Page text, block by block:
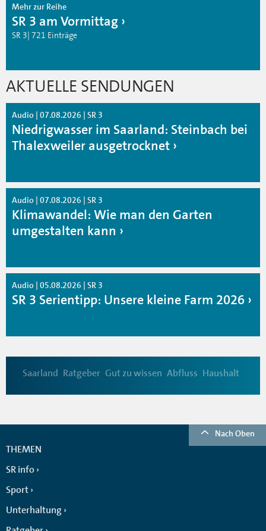
Mehr zur Reihe
SR 3 am Vormittag
SR 3| 721 Einträge
AKTUELLE SENDUNGEN
Audio | 07.08.2026 | SR 3
Niedrigwasser im Saarland: Steinbach bei
Thalexweiler ausgetrocknet
Audio | 07.08.2026 | SR 3
Klimawandel: Wie man den Garten
umgestalten kann
Audio | 05.08.2026 | SR 3
SR 3 Serientipp: Unsere kleine Farm 2026
Saarland Ratgeber Gut zu wissen Abfluss Haushalt
Nach Oben
THEMEN
SR info
Sport
Unterhaltung